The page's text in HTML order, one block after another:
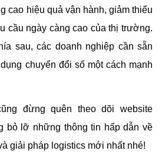
cao hiệu quả vận hành, giảm thiểu
cầu ngày càng cao của thị trường.
sau, các doanh nghiệp cần sẵn
chuyển đổi số một cách mạnh
bỏ lỡ những thông tin hấp dẫn về
giải pháp logistics mới nhất nhé!